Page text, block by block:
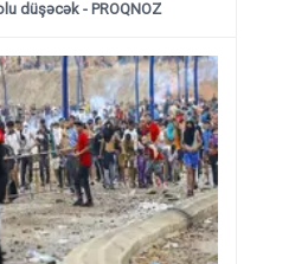
düşəcək - PROQNOZ